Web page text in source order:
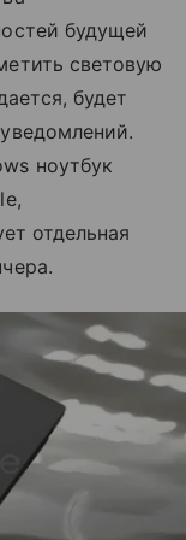
будущей
световую
будет
ноутбук
отдельная